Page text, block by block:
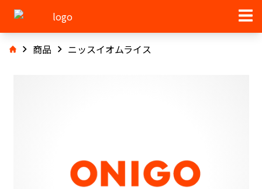
商品 ニッスイオムライス